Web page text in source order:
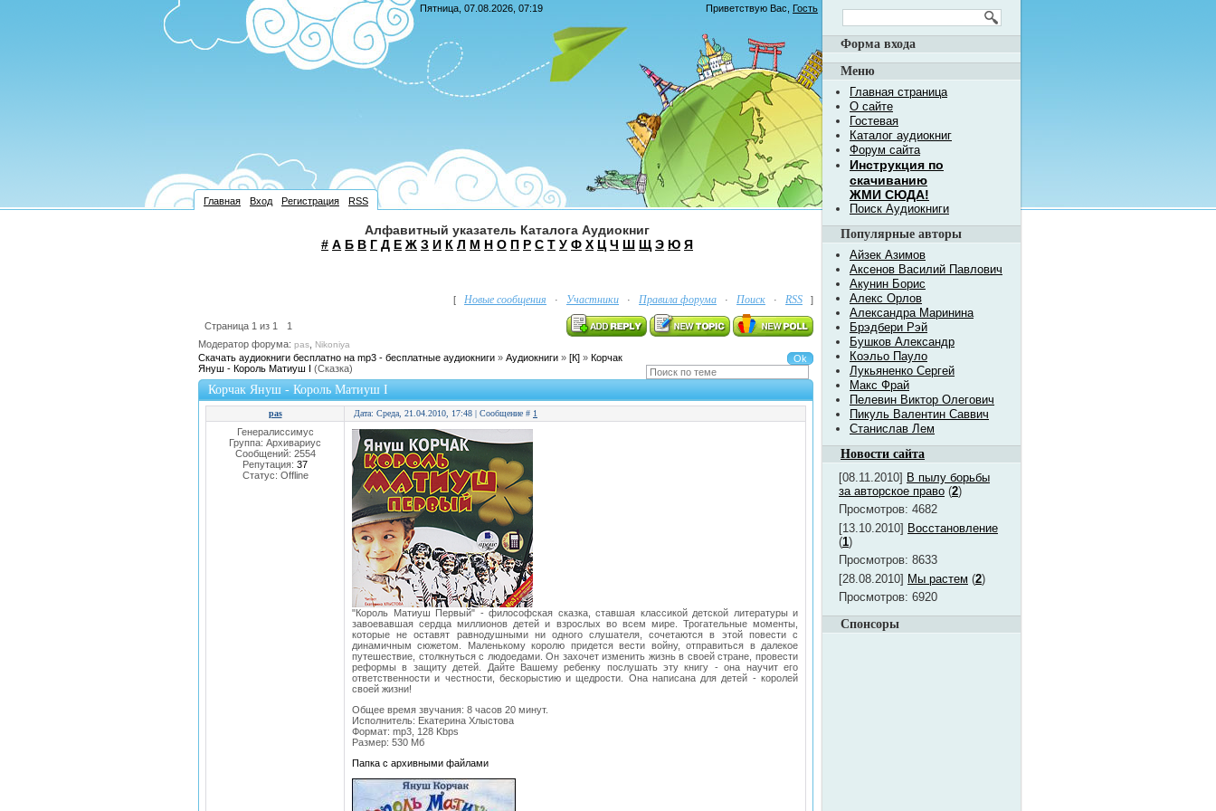
Пятница, 07.08.2026, 07:19 Приветствую Вас Гость
Главная Вход Регистрация RSS
Алфавитный указатель Каталога Аудиокниг
# А Б В Г Д Е Ж З И К Л М Н О П Р С Т У Ф Х Ц Ч Ш Щ Э Ю Я
[ Новые сообщения · Участники · Правила форума · Поиск · RSS ]
Страница 1 из 1
1
Модератор форума: pas Nikoniya
Скачать аудиокниги бесплатно на mp3 - бесплатные аудиокниги » Аудиокниги » [К] » Корчак
Януш - Король Матиуш I (Сказка)
Корчак Януш - Король Матиуш I
pas Дата: Среда, 21.04.2010, 17:48 | Сообщение # 1
Генералиссимус
Группа: Архивариус
Сообщений: 2554
Репутация: 37
Статус: Offline
"Король Матиуш Первый" - философская сказка, ставшая классикой детской литературы и
завоевавшая сердца миллионов детей и взрослых во всем мире. Трогательные моменты,
которые не оставят равнодушными ни одного слушателя, сочетаются в этой повести с
динамичным сюжетом. Маленькому королю придется вести войну, отправиться в далекое
путешествие, столкнуться с людоедами. Он захочет изменить жизнь в своей стране, провести
реформы в защиту детей. Дайте Вашему ребенку послушать эту книгу - она научит его
ответственности и честности, бескорыстию и щедрости. Она написана для детей - королей
своей жизни!
Общее время звучания: 8 часов 20 минут.
Исполнитель: Екатерина Хлыстова
Формат: mp3, 128 Kbps
Размер: 530 Мб
Папка с архивными файлами
Форма входа
Меню
Главная страница
О сайте
Гостевая
Каталог аудиокниг
Форум сайта
Инструкция по
скачиванию
ЖМИ СЮДА!
Поиск Аудиокниги
Популярные авторы
Айзек Азимов
Аксенов Василий Павлович
Акунин Борис
Алекс Орлов
Александра Маринина
Брэдбери Рэй
Бушков Александр
Коэльо Пауло
Лукьяненко Сергей
Макс Фрай
Пелевин Виктор Олегович
Пикуль Валентин Саввич
Станислав Лем
Новости сайта
[08.11.2010] В пылу борьбы
за авторское право (2)
Просмотров: 4682
[13.10.2010] Восстановление
(1)
Просмотров: 8633
[28.08.2010] Мы растем (2)
Просмотров: 6920
Спонсоры